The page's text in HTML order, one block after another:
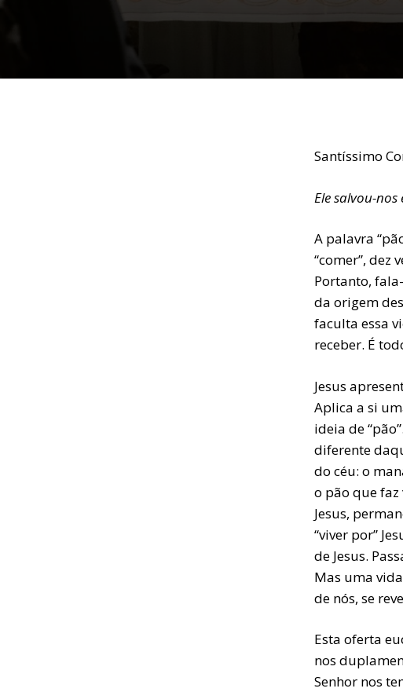
Santíssimo
Ele salvou-
A palavra
“comer”, dez
Portanto,
da origem
faculta essa
receber. É
Jesus
Aplica a si
ideia de
diferente
do céu: o
o pão que
Jesus,
“viver por”
de Jesus.
Mas uma
de nós, se
Esta oferta
nos
Senhor nos